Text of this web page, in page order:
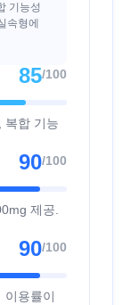
기능성
속형에
85/100
복합 기능
90/100
제공.
90/100
이용률이